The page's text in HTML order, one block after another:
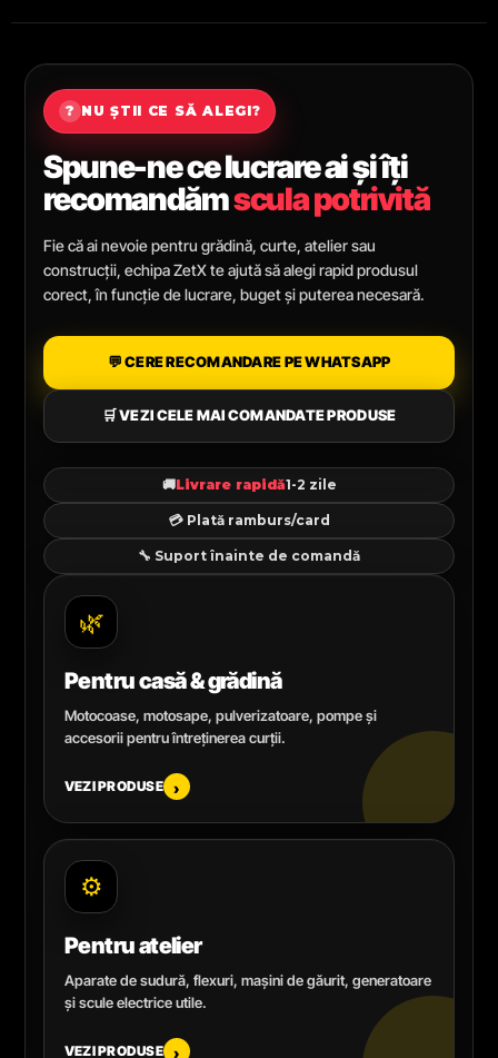
? NU ȘTII CE SĂ ALEGI?
Spune-ne ce lucrare ai și îți
recomandămscula potrivită
Fie că ai nevoie pentru grădină, curte, atelier sau
construcții, echipa ZetX te ajută să alegi rapid produsul
corect, în funcție de lucrare, buget și puterea necesară.
💬 CERE RECOMANDARE PE WHATSAPP
🛒 VEZI CELE MAI COMANDATE PRODUSE
🚚Livrare rapidă1-2 zile
💳 Plată ramburs/card
🔧 Suport înainte de comandă
🌿
Pentru casă & grădină
Motocoase, motosape, pulverizatoare, pompe și
accesorii pentru întreținerea curții.
VEZI PRODUSE ›
⚙️
Pentru atelier
Aparate de sudură, flexuri, mașini de găurit, generatoare
și scule electrice utile.
VEZI PRODUSE ›